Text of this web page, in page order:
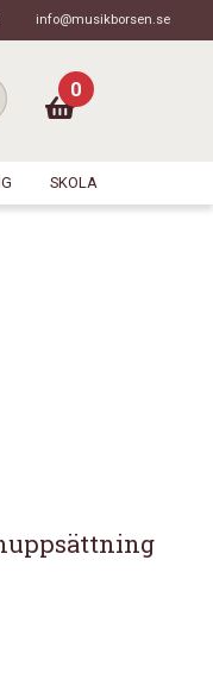
info@musikborsen.se
0
SKOLA